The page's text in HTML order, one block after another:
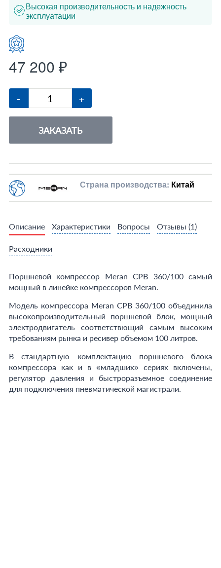
Высокая производительность и надежность
эксплуатации
47 200 ₽
- +
ЗАКАЗАТЬ
Страна производства: Китай
Описание Характеристики Вопросы Отзывы (1)
Расходники
Поршневой компрессор Meran CPB 360/100 самый
мощный в линейке компрессоров Meran.
Модель компрессора Meran CPB 360/100 объединила
высокопроизводительный поршневой блок, мощный
электродвигатель соответствющий самым высоким
требованиям рынка и ресивер объемом 100 литров.
В стандартную комплектацию поршневого блока
компрессора как и в «младших» сериях включены,
регулятор давления и быстроразъемное соединение
для подключения пневматической магистрали.